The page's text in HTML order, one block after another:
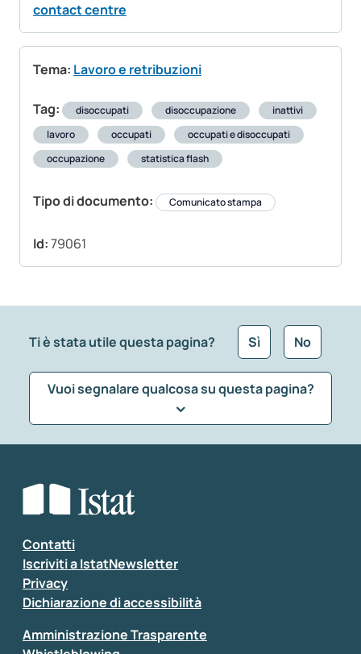
contact centre
Tema: Lavoro e retribuzioni
Tag: disoccupati disoccupazione
inattivi
lavoro
occupati
occupati e disoccupati
occupazione
statistica flash
Tipo di documento: Comunicato stampa
Id:79061
Ti è stata utile questa pagina? Sì No
Vuoi segnalare qualcosa su questa pagina?
Seleziona la tipologia della segnalazione
Inserisci il tuo commento
Contatti
Iscriviti a IstatNewsletter
Privacy
Dichiarazione di accessibilità
Amministrazione Trasparente